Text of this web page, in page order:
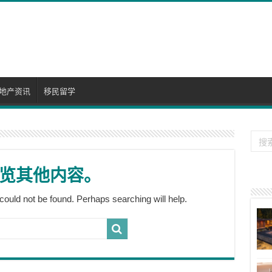
产资讯 移民留学
其他内容。
not be found. Perhaps searching will help.